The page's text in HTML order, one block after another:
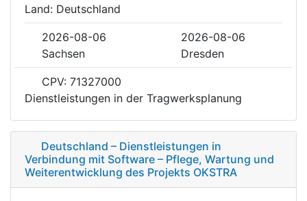
Land: Deutschland
2026-08-06
2026-08-06
Sachsen
Dresden
CPV: 71327000
Dienstleistungen in der Tragwerksplanung
Deutschland – Dienstleistungen in
Verbindung mit Software – Pflege, Wartung und
Weiterentwicklung des Projekts OKSTRA